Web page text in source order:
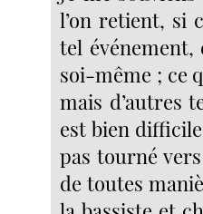
l’on retient, si
tel
soi-même ; ce
mais d’autres
est bien
pas tourné
de toutes